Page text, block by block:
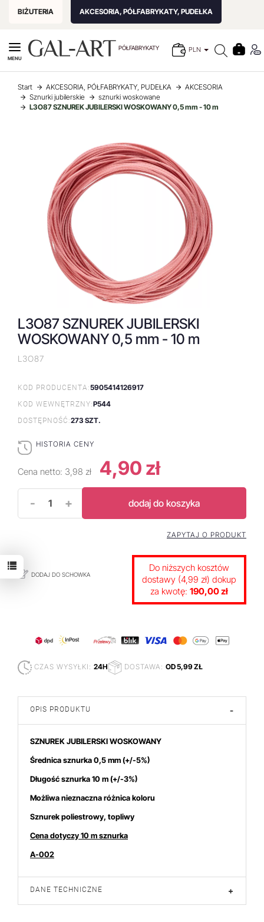
BIŻUTERIA AKCESORIA, PÓŁFABRYKATY, PUDEŁKA
PÓŁFABRYKATY PLN
MENU
Start AKCESORIA, PÓŁFABRYKATY, PUDEŁKA
AKCESORIA
Sznurki jubilerskie
sznurki woskowane
L3O87 SZNUREK JUBILERSKI WOSKOWANY 0,5 mm - 10 m
L3O87 SZNUREK JUBILERSKI
WOSKOWANY 0,5 mm - 10 m
L3O87
KOD PRODUCENTA:5905414126917
KOD WEWNĘTRZNY:P544
DOSTĘPNOŚĆ:273 SZT.
HISTORIA CENY
Cena netto: 3,98 zł 4,90 zł
- + dodaj do koszyka
DODAJ DO SCHOWKA
ZAPYTAJ O PRODUKT
Do niższych kosztów
dostawy (4,99 zł) dokup
za kwotę: 190,00 zł
CZAS WYSYŁKI: 24H DOSTAWA: OD 5,99 ZŁ
OPIS PRODUKTU -
SZNUREK JUBILERSKI WOSKOWANY
Średnica sznurka 0,5 mm (+/-5%)
Długość sznurka 10 m (+/-3%)
Możliwa nieznaczna różnica koloru
Sznurek poliestrowy, topliwy
Cena dotyczy 10 m sznurka
A-002
DANE TECHNICZNE +